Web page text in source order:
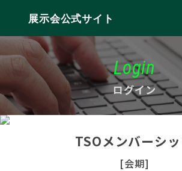
展示会公式サイト
Login
ログイン
TSOメンバーシ
[会期]